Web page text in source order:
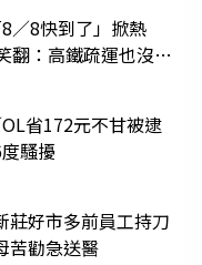
／8快到了」掀熱
：高鐵疏運也沒列
省172元不甘被逮
騷擾
莊好市多前員工持刀
勸急送醫